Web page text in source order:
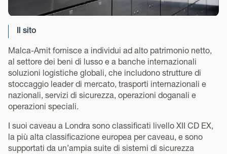
Il sito
Malca-Amit fornisce a individui ad alto patrimonio netto,
al settore dei beni di lusso e a banche internazionali
soluzioni logistiche globali, che includono strutture di
stoccaggio leader di mercato, trasporti internazionali e
nazionali, servizi di sicurezza, operazioni doganali e
operazioni speciali.
I suoi caveau a Londra sono classificati livello XII CD EX,
la più alta classificazione europea per caveau, e sono
supportati da un’ampia suite di sistemi di sicurezza